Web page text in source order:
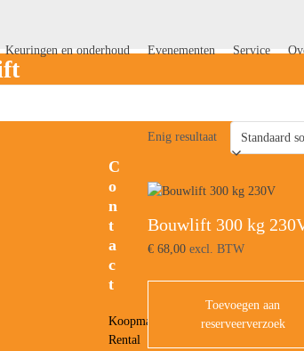
Keuringen en onderhoud Evenementen Service
Enig resultaat
Bouwlift 300 kg
€ 68,00 excl. BTW
Toevoegen aan
reserveerverzoek
C
o
n
t
a
c
t
Koopman
Rental